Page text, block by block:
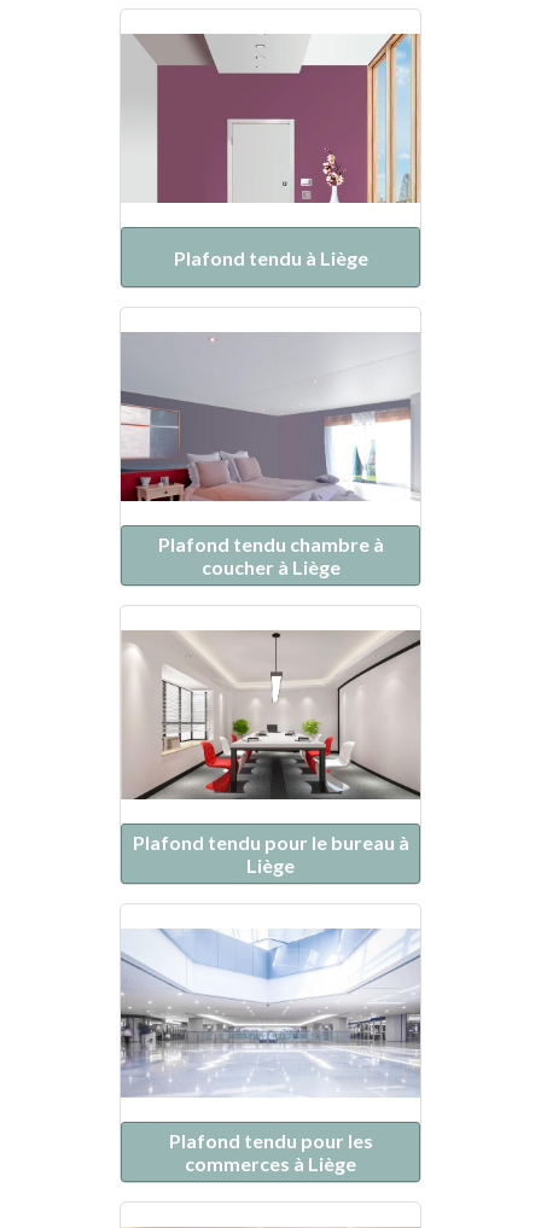
Plafond tendu à Liège
Plafond tendu chambre à
coucher à Liège
Plafond tendu pour le bureau à
Liège
Plafond tendu pour les
commerces à Liège